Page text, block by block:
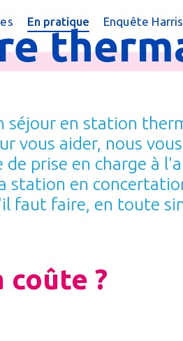
En pratique
Trouver une cure
Bénéficier d'une cure
Le Remboursement
Créer un dossier
Enquête Harris
en station
vous aider, nous
prise en charge à
station en
faut faire, en toute
coûte ?